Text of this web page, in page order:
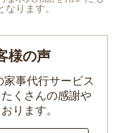
ります。
様の声
事代行サービス
たくさんの感謝や
ります。